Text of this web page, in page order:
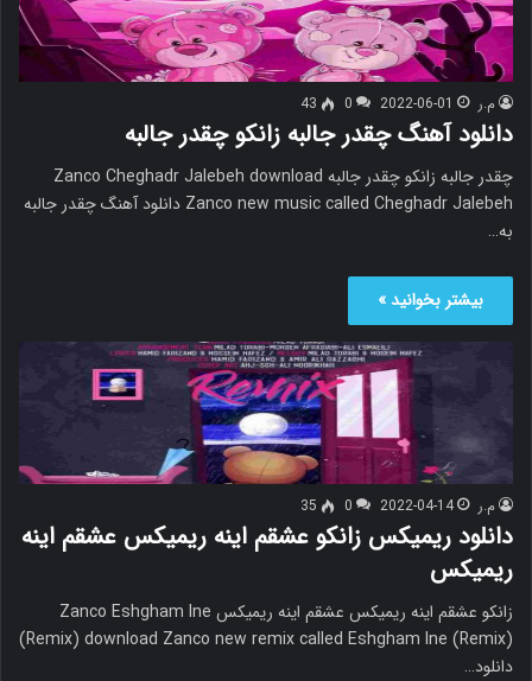
م.ر 2022-06-01
0
43
دانلود آهنگ چقدر جالبه زانکو چقدر جالبه
چقدر جالبه زانکو چقدر جالبه Zanco Cheghadr Jalebeh download
Zanco new music called Cheghadr Jalebeh دانلود آهنگ چقدر جالبه
به…
بیشتر بخوانید »
م.ر 2022-04-14
0
35
دانلود ریمیکس زانکو عشقم اینه ریمیکس عشقم اینه
ریمیکس
زانکو عشقم اینه ریمیکس عشقم اینه ریمیکس Zanco Eshgham Ine
(Remix) download Zanco new remix called Eshgham Ine (Remix)
دانلود…